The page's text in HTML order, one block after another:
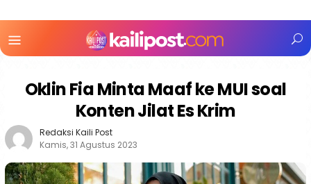
Mobile
Oklin Fia Minta Maaf ke MUI soal
Konten Jilat Es Krim
Redaksi Kaili Post
Kamis, 31 Agustus 2023